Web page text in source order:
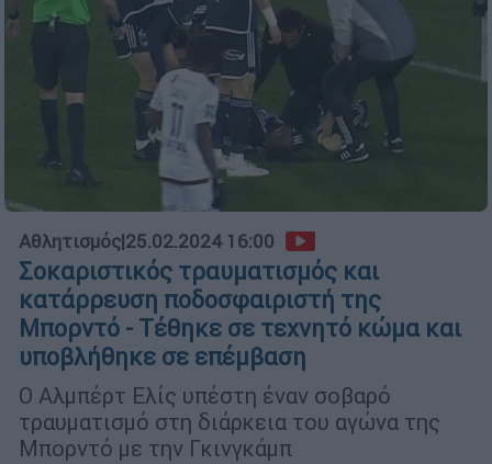
Αθλητισμός|25.02.2024 16:00
Σοκαριστικός τραυματισμός και
κατάρρευση ποδοσφαιριστή της
Μπορντό - Τέθηκε σε τεχνητό κώμα και
υποβλήθηκε σε επέμβαση
Ο Αλμπέρτ Ελίς υπέστη έναν σοβαρό
τραυματισμό στη διάρκεια του αγώνα της
Μπορντό με την Γκινγκάμπ